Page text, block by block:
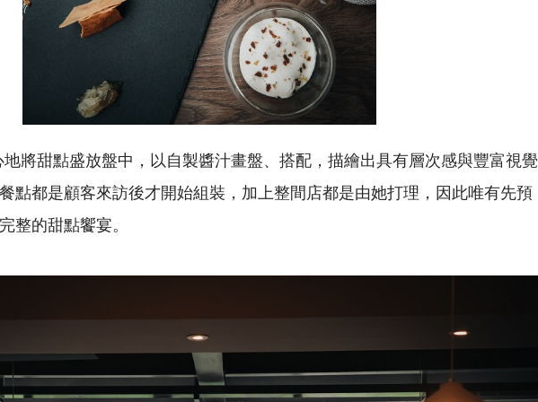
將甜點盛放盤中，以自製醬汁畫盤、搭配，描繪出具有層次感與豐富視覺
點都是顧客來訪後才開始組裝，加上整間店都是由她打理，因此唯有先預
整的甜點饗宴。